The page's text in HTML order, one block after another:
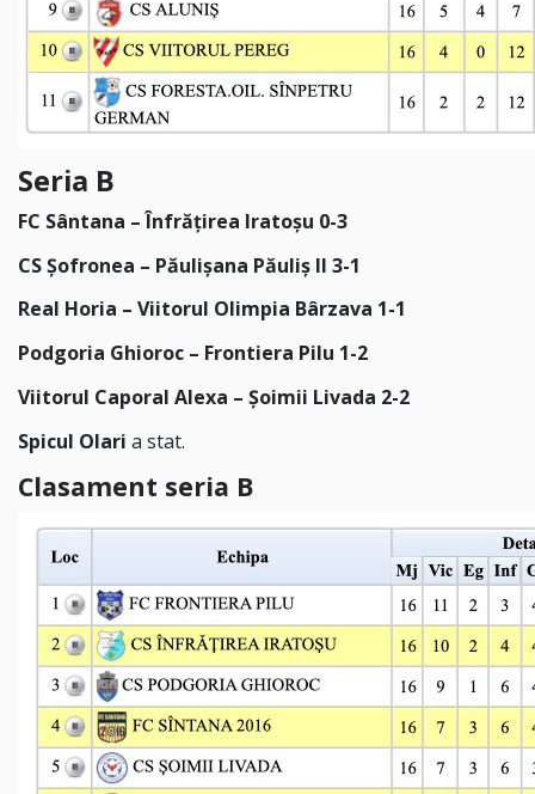
Seria B
FC Sântana – Înfrățirea Iratoșu 0-3
CS Șofronea – Păulișana Păuliș II 3-1
Real Horia – Viitorul Olimpia Bârzava 1-1
Podgoria Ghioroc – Frontiera Pilu 1-2
Viitorul Caporal Alexa – Șoimii Livada 2-2
Spicul Olari a stat.
Clasament seria B